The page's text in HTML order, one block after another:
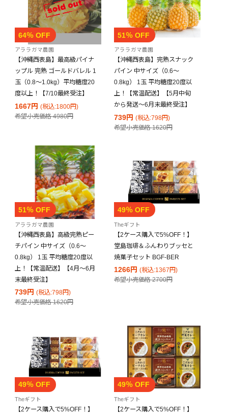
64％ OFF
アララガマ農園
【沖縄西表島】最高級パイナ
ップル 完熟 ゴールドバレル 1
玉（0.8～1.0kg）平均糖度20
度以上！【7/10最終受注】
1667円 (税込:1800円)
希望小売価格4980円
51％ OFF
アララガマ農園
【沖縄西表島】完熟スナック
パイン 中サイズ（0.6～
0.8kg） 1玉 平均糖度20度以
上！【常温配送】【5月中旬
から発送～6月末最終受注】
739円 (税込:798円)
希望小売価格1620円
51％ OFF
アララガマ農園
【沖縄西表島】高級完熟ピー
チパイン 中サイズ（0.6～
0.8kg） 1玉 平均糖度20度以
上！【常温配送】【4月～6月
末最終受注】
739円 (税込:798円)
希望小売価格1620円
49％ OFF
Theギフト
【2ケース購入で5%OFF！】
堂島珈琲＆ふんわりブッセと
焼菓子セット BGF-BER
1266円 (税込:1367円)
希望小売価格2700円
49％ OFF
Theギフト
【2ケース購入で5%OFF！】
49％ OFF
Theギフト
【2ケース購入で5%OFF！】